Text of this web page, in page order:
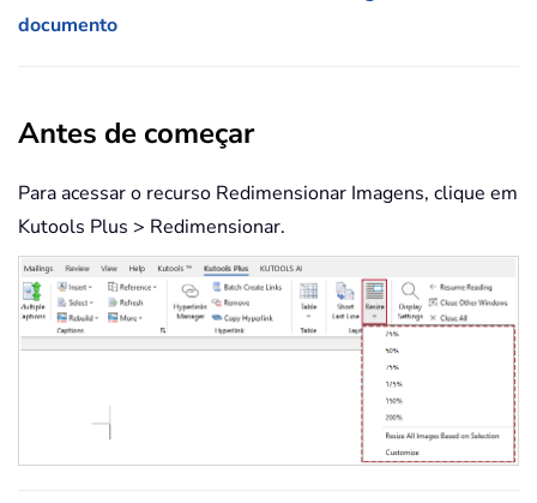
documento
Antes de começar
Para acessar o recurso Redimensionar Imagens, clique em
Kutools Plus > Redimensionar.